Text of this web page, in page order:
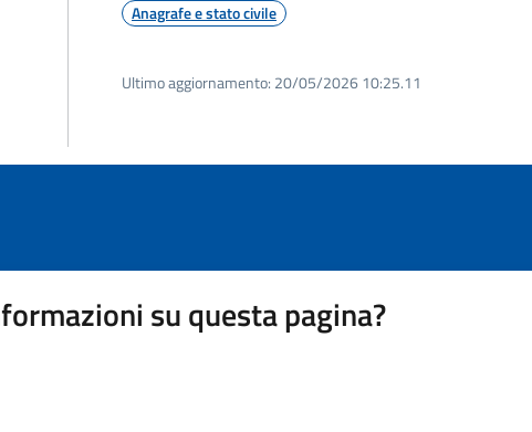
Anagrafe e stato civile
Ultimo aggiornamento: 20/05/2026 10:25.11
su questa pagina?